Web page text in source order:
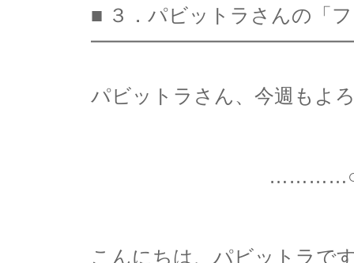
■ ３．パビットラさんの「
パビットラさん、今週もよ
こんにちは、パビットラで